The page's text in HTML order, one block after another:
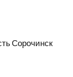
Сорочинск